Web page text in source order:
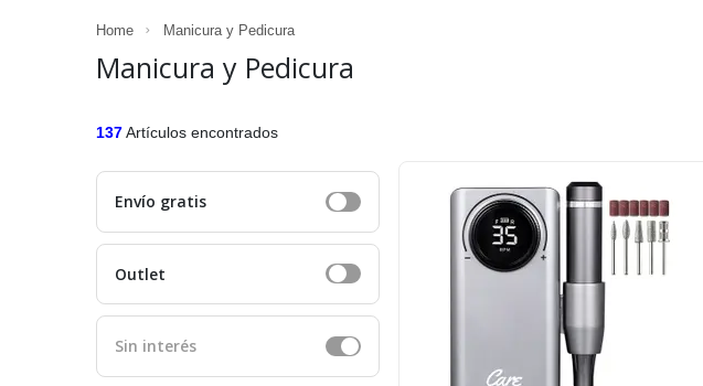
Home Manicura y Pedicura
Manicura y Pedicura
137Artículos encontrados
Envío gratis
Outlet
Sin interés